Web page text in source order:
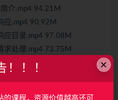
介.mp4 94.21M
应.mp4 90.92M
应目录.mp4 97.08M
求处理.mp4 73.75M
27.35M
×
！！！
课程，资源价值越高还可